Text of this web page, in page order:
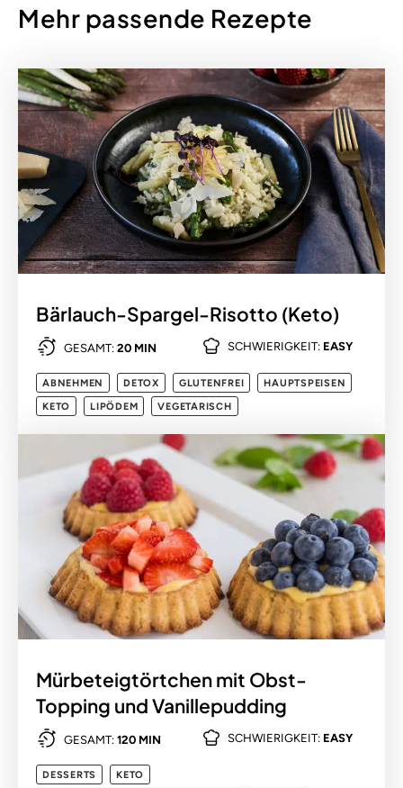
Mehr passende Rezepte
Bärlauch-Spargel-Risotto (Keto)
GESAMT: 20 MIN SCHWIERIGKEIT: EASY
ABNEHMEN DETOX GLUTENFREI
HAUPTSPEISEN
KETO
LIPÖDEM VEGETARISCH
Mürbeteigtörtchen mit Obst-
Topping und Vanillepudding
GESAMT: 120 MIN SCHWIERIGKEIT: EASY
DESSERTS
KETO